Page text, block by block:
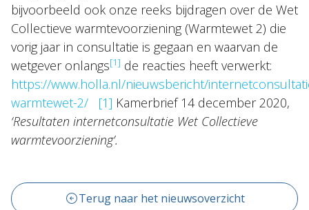
bijvoorbeeld ook onze reeks bijdragen over de Wet
Collectieve warmtevoorziening (Warmtewet 2) die
vorig jaar in consultatie is gegaan en waarvan de
wetgever onlangs[1] de reacties heeft verwerkt:
https://www.holla.nl/nieuwsbericht/
warmtewet-2/
[1] Kamerbrief 14 december 2020,
‘Resultaten internetconsultatie Wet Collectieve
warmtevoorziening’.
Terug naar het nieuwsoverzicht